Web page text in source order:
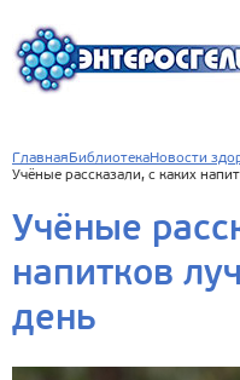
Главная БиблиотекаНовости
Учёные рассказали, с каких
Учёные
напитков
день